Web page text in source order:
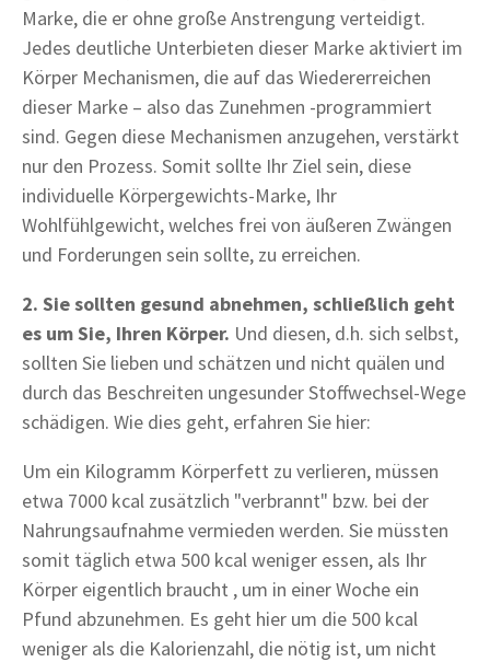
Marke, die er ohne große Anstrengung verteidigt.
Jedes deutliche Unterbieten dieser Marke aktiviert im
Körper Mechanismen, die auf das Wiedererreichen
dieser Marke – also das Zunehmen -programmiert
sind. Gegen diese Mechanismen anzugehen, verstärkt
nur den Prozess. Somit sollte Ihr Ziel sein, diese
individuelle Körpergewichts-Marke, Ihr
Wohlfühlgewicht, welches frei von äußeren Zwängen
und Forderungen sein sollte, zu erreichen.
2. Sie sollten gesund abnehmen, schließlich geht
es um Sie, Ihren Körper. Und diesen, d.h. sich selbst,
sollten Sie lieben und schätzen und nicht quälen und
durch das Beschreiten ungesunder Stoffwechsel-Wege
schädigen. Wie dies geht, erfahren Sie hier:
Um ein Kilogramm Körperfett zu verlieren, müssen
etwa 7000 kcal zusätzlich "verbrannt" bzw. bei der
Nahrungsaufnahme vermieden werden. Sie müssten
somit täglich etwa 500 kcal weniger essen, als Ihr
Körper eigentlich braucht , um in einer Woche ein
Pfund abzunehmen. Es geht hier um die 500 kcal
weniger als die Kalorienzahl, die nötig ist, um nicht